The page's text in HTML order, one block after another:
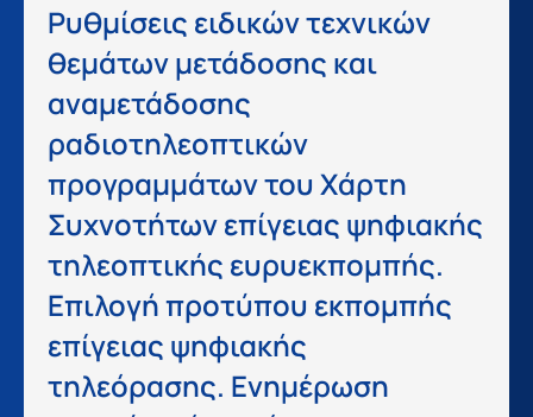
Ρυθμίσεις ειδικών τεχνικών
θεμάτων μετάδοσης και
αναμετάδοσης
ραδιοτηλεοπτικών
προγραμμάτων του Χάρτη
Συχνοτήτων επίγειας ψηφιακής
τηλεοπτικής ευρυεκπομπής.
Επιλογή προτύπου εκπομπής
επίγειας ψηφιακής
τηλεόρασης. Ενημέρωση